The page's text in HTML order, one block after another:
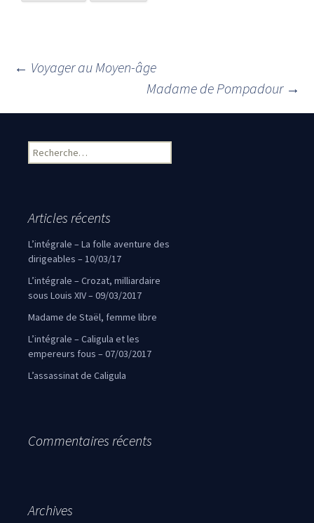
Navigation des articles
← Voyager au Moyen-âge
Madame de Pompadour →
Rechercher :
Articles récents
L’intégrale – La folle aventure des
dirigeables – 10/03/17
L’intégrale – Crozat, milliardaire
sous Louis XIV – 09/03/2017
Madame de Staël, femme libre
L’intégrale – Caligula et les
empereurs fous – 07/03/2017
L’assassinat de Caligula
Commentaires récents
Archives